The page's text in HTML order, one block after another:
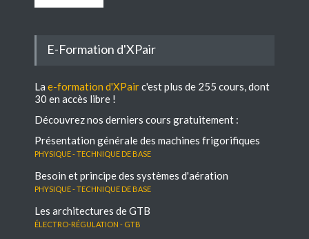
E-Formation d'XPair
La e-formation d'XPairc'est plus de 255 cours, dont
30 en accès libre !
Découvrez nos derniers cours gratuitement :
Présentation générale des machines frigorifiques
Physique - Technique de base
Besoin et principe des systèmes d'aération
Physique - Technique de base
Les architectures de GTB
électro-régulation - GTB